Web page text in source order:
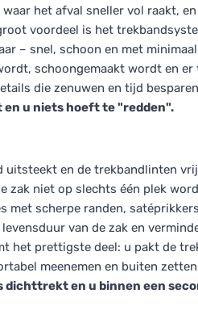
het afval sneller vol raakt,
voordeel is het
– snel, schoon en met
schoongemaakt wordt en
die zenuwen en tijd
en u niets hoeft te "redden".
uitsteekt en de trekbandlinten
zak niet op slechts één plek
met scherpe randen,
van de zak en
het prettigste deel: u pakt de
meenemen en buiten
dichttrekt en u binnen een